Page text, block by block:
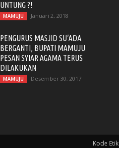
UNTUNG ?!
MAMUJU Januari 2, 2018
PENGURUS MASJID SU’ADA
BERGANTI, BUPATI MAMUJU
PESAN SYIAR AGAMA TERUS
DILAKUKAN
MAMUJU Desember 30, 2017
Kode Etik